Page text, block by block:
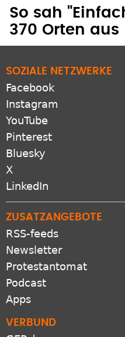
So sah
370 Orten aus
SOZIALE NETZWERKE
Facebook
Instagram
YouTube
Pinterest
Bluesky
X
LinkedIn
ZUSATZANGEBOTE
RSS-feeds
Newsletter
Protestantomat
Podcast
Apps
VERBUND